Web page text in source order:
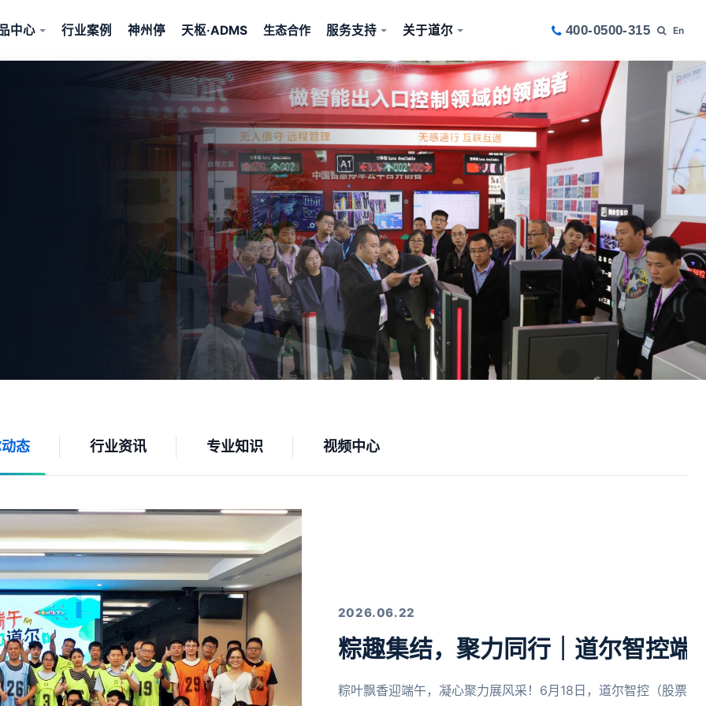
中心 行业案例 神州停 天枢·ADMS 服务支持 关于道尔 400-0500-315 En
态 行业资讯 专业知识 视频中心
2026.06.22
粽趣集结，聚力同行｜道尔智控端
粽叶飘香迎端午，凝心聚力展风采！6月18日，道尔智控（股票